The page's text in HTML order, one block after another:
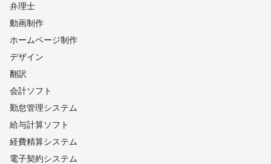
弁理士
動画制作
ホームページ制作
デザイン
翻訳
会計ソフト
勤怠管理システム
給与計算ソフト
経費精算システム
電子契約システム